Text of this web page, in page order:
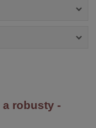
a robusty -